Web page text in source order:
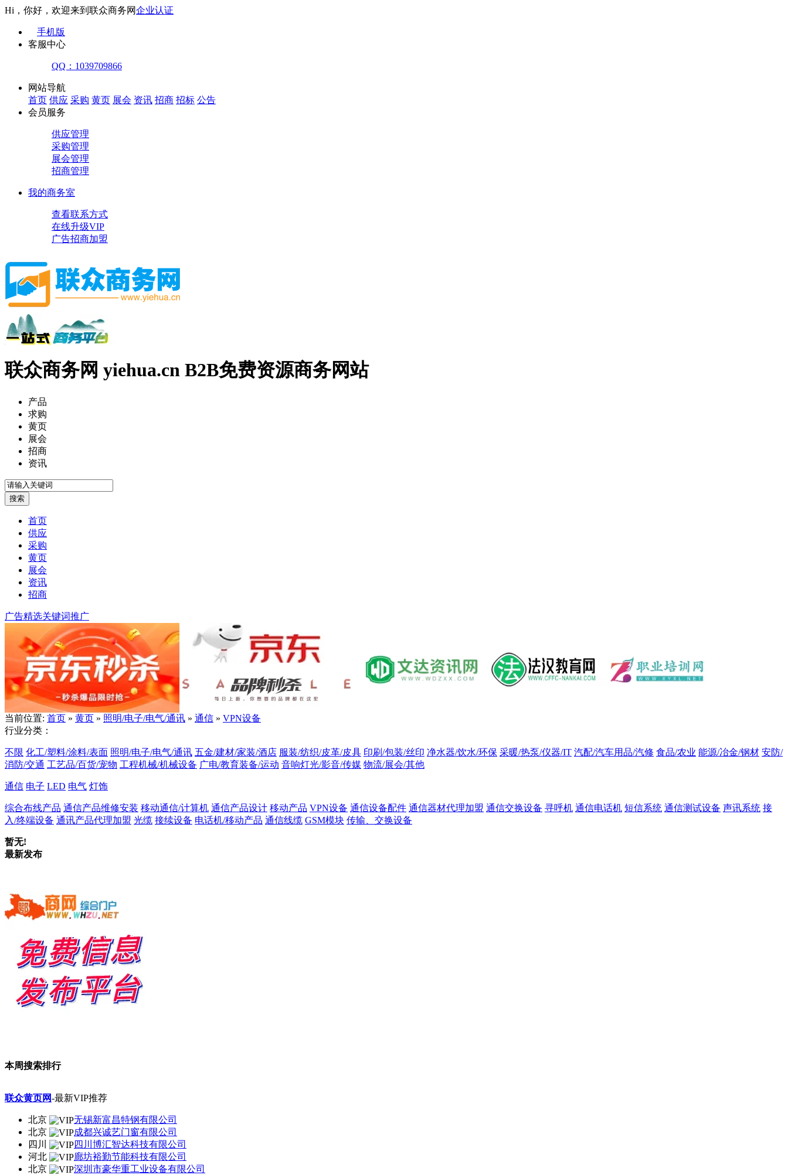
Hi，你好，欢迎来到联众商务网企业认证
手机版
客服中心
QQ：1039709866
网站导航
首页 供应 采购 黄页 展会 资讯 招商 招标 公告
会员服务
供应管理
采购管理
展会管理
招商管理
我的商务室
查看联系方式
在线升级VIP
广告招商加盟
联众商务网 yiehua.cn B2B免费资源商务网站
产品
求购
黄页
展会
招商
资讯
首页
供应
采购
黄页
展会
资讯
招商
广告精选关键词推广
当前位置: 首页 » 黄页 » 照明/电子/电气/通讯 » 通信 » VPN设备
行业分类：
不限 化工/塑料/涂料/表面 照明/电子/电气/通讯 五金/建材/家装/酒店 服装/纺织/皮革/皮具 印刷/包装/丝印 净水器/饮水/环保 采暖/热泵/仪器/IT 汽配/汽车用品/汽修 食品/农业 能源/冶金/钢材 安防/
消防/交通 工艺品/百货/宠物 工程机械/机械设备 广电/教育装备/运动 音响灯光/影音/传媒 物流/展会/其他
通信 电子 LED 电气 灯饰
综合布线产品 通信产品维修安装 移动通信/计算机 通信产品设计 移动产品 VPN设备 通信设备配件 通信器材代理加盟 通信交换设备 寻呼机 通信电话机 短信系统 通信测试设备 声讯系统 接
入/终端设备 通讯产品代理加盟 光缆 接续设备 电话机/移动产品 通信线缆 GSM模块 传输、交换设备
暂无!
最新发布
本周搜索排行
联众黄页网-最新VIP推荐
北京
无锡新富昌特钢有限公司
北京
成都兴诚艺门窗有限公司
四川
四川博汇智达科技有限公司
河北
廊坊裕勤节能科技有限公司
北京
深圳市豪华重工业设备有限公司